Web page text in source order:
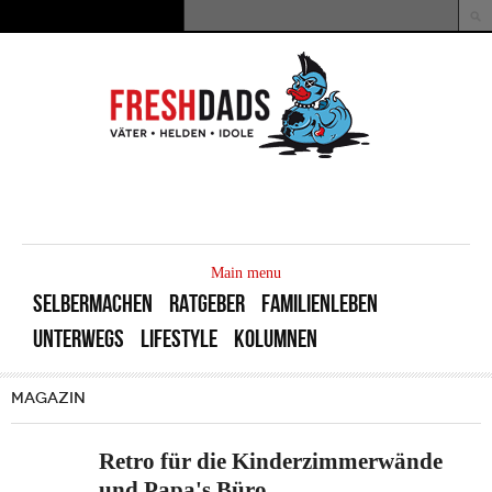
Suchformular
Main menu
SELBERMACHEN RATGEBER
FAMILIENLEBEN
UNTERWEGS
LIFESTYLE KOLUMNEN
MAGAZIN
Retro für die Kinderzimmerwände